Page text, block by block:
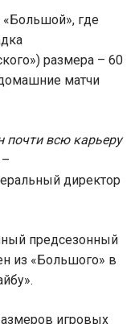
«Большой», где
размера – 60
матчи
почти всю карьеру
–
директор
предсезонный
из «Большого» в
игровых